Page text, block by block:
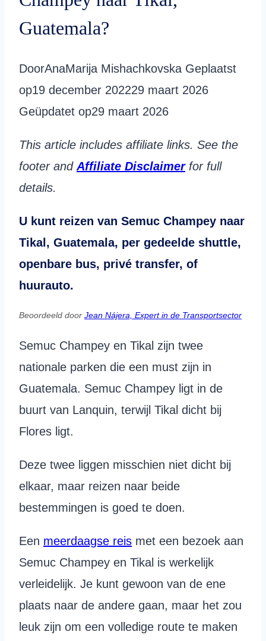
Guatemala?
DoorAnaMarija Mishachkovska Geplaatst
op19 december 202229 maart 2026
Geüpdatet op29 maart 2026
This article includes affiliate links. See the
footer and Affiliate Disclaimerfor full
details.
U kunt reizen van Semuc Champey naar
Tikal, Guatemala, per gedeelde shuttle,
openbare bus, privé transfer, of
huurauto.
Beoordeeld door Jean Nájera, Expert in de Transportsector
Semuc Champey en Tikal zijn twee
nationale parken die een must zijn in
Guatemala. Semuc Champey ligt in de
buurt van Lanquin, terwijl Tikal dicht bij
Flores ligt.
Deze twee liggen misschien niet dicht bij
elkaar, maar reizen naar beide
bestemmingen is goed te doen.
Een meerdaagse reis met een bezoek aan
Semuc Champey en Tikal is werkelijk
verleidelijk. Je kunt gewoon van de ene
plaats naar de andere gaan, maar het zou
leuk zijn om een volledige route te maken